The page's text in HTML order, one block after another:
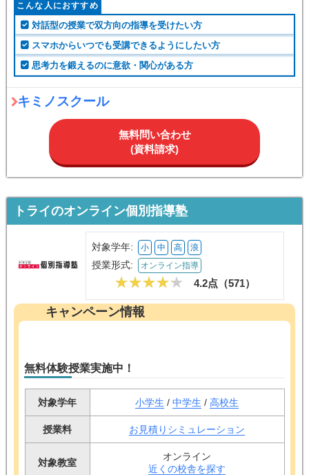
こんな人におすすめ
対話型の授業で双方向の指導を受けたい方
スマホからいつでも受講できるようにしたい方
思考力を鍛えるのに意欲・関心がある方
キミノスクール
無料問い合わせ
(資料請求)
トライのオンライン個別指導塾
対象学年: 小 中 高 浪
授業形式: オンライン指導
4.2点（571）
キャンペーン情報
無料体験授業実施中！
対象学年 小学生 / 中学生 / 高校生
授業料 お見積りシミュレーション
対象教室
オンライン
近くの校舎を探す